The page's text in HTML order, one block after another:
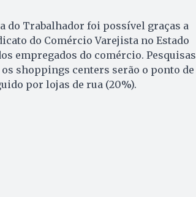
do Trabalhador foi possível graças a
do Comércio Varejista no Estado
empregados do comércio. Pesquisas
shoppings centers serão o ponto de
por lojas de rua (20%).